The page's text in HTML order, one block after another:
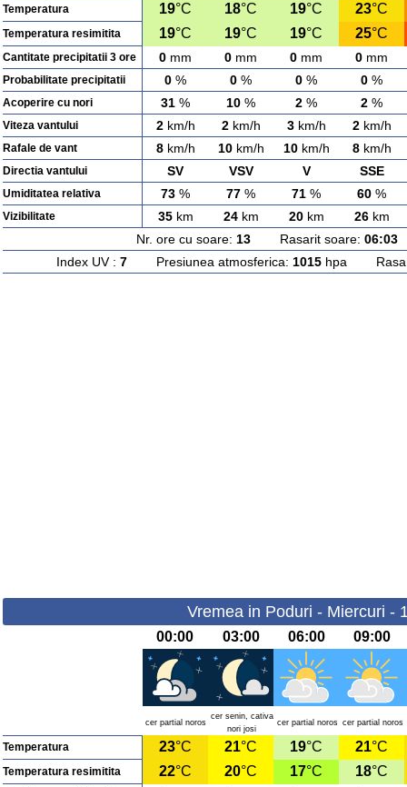
Temperatura 19°C 18°C 19°C 23°C
Temperatura resimitita 19°C 19°C 19°C 25°C
Cantitate precipitatii 3 ore 0 mm 0 mm 0 mm 0 mm
Probabilitate precipitatii 0 % 0 % 0 % 0 %
Acoperire cu nori 31 % 10 % 2 % 2 %
Viteza vantului 2km/h 2km/h 3km/h 2km/h
Rafale de vant 8km/h 10km/h 10km/h 8km/h
Directia vantului SV VSV V SSE
Umiditatea relativa 73 % 77 % 71 % 60 %
Vizibilitate 35km 24km 20km 26km
Nr. ore cu soare: 13Rasarit soare: 06:03
Index UV : 7Presiunea atmosferica: 1015hpa
Vremea in Poduri - Miercuri -
00:00 03:00 06:00 09:00
cer partial noros
cer senin, cativa
nori josi
cer partial noros cer partial noros
Temperatura 23°C 21°C 19°C 21°C
Temperatura resimitita 22°C 20°C 17°C 18°C